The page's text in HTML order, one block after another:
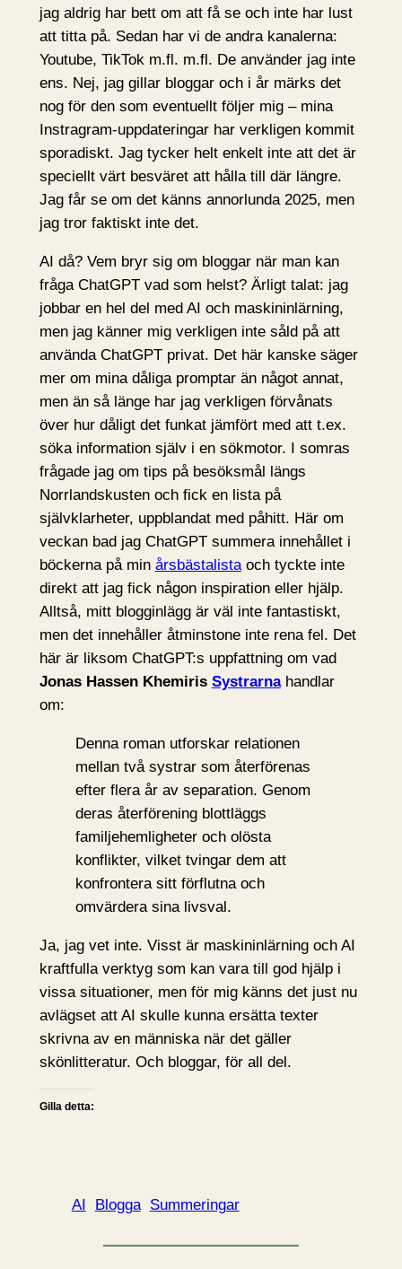
jag aldrig har bett om att få se och inte har lust
att titta på. Sedan har vi de andra kanalerna:
Youtube, TikTok m.fl. m.fl. De använder jag inte
ens. Nej, jag gillar bloggar och i år märks det
nog för den som eventuellt följer mig – mina
Instragram-uppdateringar har verkligen kommit
sporadiskt. Jag tycker helt enkelt inte att det är
speciellt värt besväret att hålla till där längre.
Jag får se om det känns annorlunda 2025, men
jag tror faktiskt inte det.
AI då? Vem bryr sig om bloggar när man kan
fråga ChatGPT vad som helst? Ärligt talat: jag
jobbar en hel del med AI och maskininlärning,
men jag känner mig verkligen inte såld på att
använda ChatGPT privat. Det här kanske säger
mer om mina dåliga promptar än något annat,
men än så länge har jag verkligen förvånats
över hur dåligt det funkat jämfört med att t.ex.
söka information själv i en sökmotor. I somras
frågade jag om tips på besöksmål längs
Norrlandskusten och fick en lista på
självklarheter, uppblandat med påhitt. Här om
veckan bad jag ChatGPT summera innehållet i
böckerna på min årsbästalistaoch tyckte inte
direkt att jag fick någon inspiration eller hjälp.
Alltså, mitt blogginlägg är väl inte fantastiskt,
men det innehåller åtminstone inte rena fel. Det
här är liksom ChatGPT:s uppfattning om vad
Jonas Hassen Khemiris Systrarnahandlar
om:
Denna roman utforskar relationen
mellan två systrar som återförenas
efter flera år av separation. Genom
deras återförening blottläggs
familjehemligheter och olösta
konflikter, vilket tvingar dem att
konfrontera sitt förflutna och
omvärdera sina livsval.
Ja, jag vet inte. Visst är maskininlärning och AI
kraftfulla verktyg som kan vara till god hjälp i
vissa situationer, men för mig känns det just nu
avlägset att AI skulle kunna ersätta texter
skrivna av en människa när det gäller
skönlitteratur. Och bloggar, för all del.
Gilla detta:
AI Blogga Summeringar